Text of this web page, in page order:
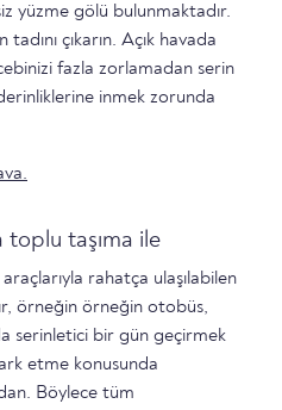
yüzme gölü bulunmaktadır.
çıkarın. Açık havada
fazla zorlamadan serin
derinliklerine inmek zorunda
toplu taşıma ile
rahatça ulaşılabilen
örneğin örneğin otobüs,
serinletici bir gün geçirmek
etme konusunda
Böylece tüm